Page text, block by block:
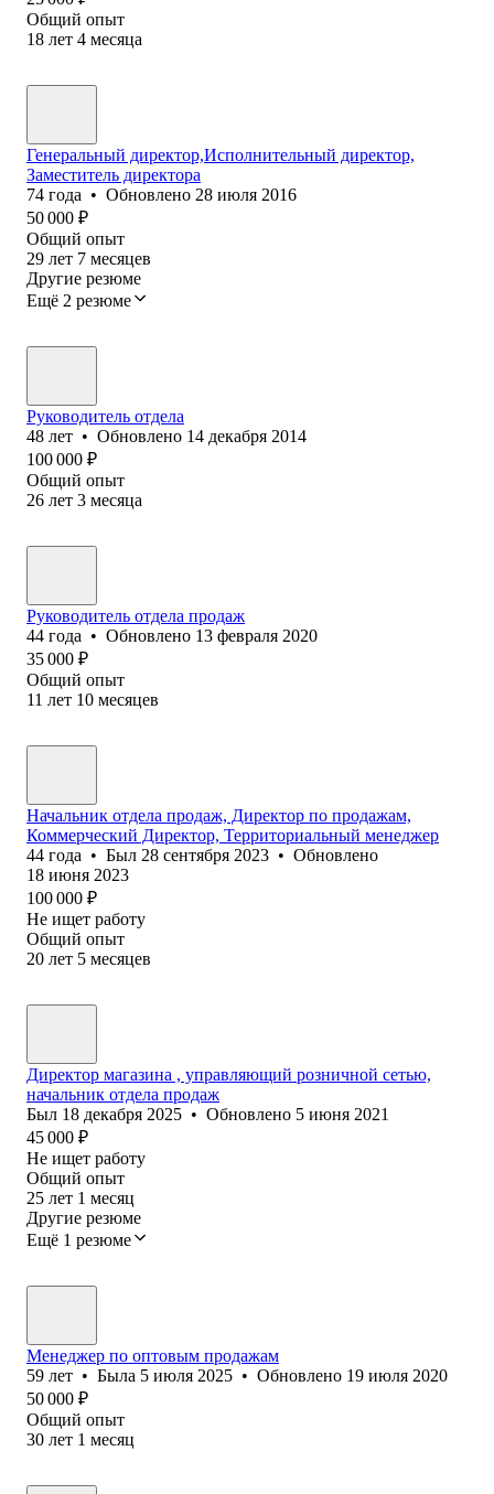
Общий опыт
18 лет 4 месяца
Генеральный директор,Исполнительный директор,
Заместитель директора
74 года • Обновлено 28 июля 2016
50 000 ₽
Общий опыт
29 лет 7 месяцев
Другие резюме
Ещё 2 резюме
Руководитель отдела
48 лет • Обновлено 14 декабря 2014
100 000 ₽
Общий опыт
26 лет 3 месяца
Руководитель отдела продаж
44 года • Обновлено 13 февраля 2020
35 000 ₽
Общий опыт
11 лет 10 месяцев
Начальник отдела продаж, Директор по продажам,
Коммерческий Директор, Территориальный менеджер
44 года • Был 28 сентября 2023 • Обновлено
18 июня 2023
100 000 ₽
Не ищет работу
Общий опыт
20 лет 5 месяцев
Директор магазина , управляющий розничной сетью,
начальник отдела продаж
Был 18 декабря 2025 • Обновлено 5 июня 2021
45 000 ₽
Не ищет работу
Общий опыт
25 лет 1 месяц
Другие резюме
Ещё 1 резюме
Менеджер по оптовым продажам
59 лет • Была 5 июля 2025 • Обновлено 19 июля 2020
50 000 ₽
Общий опыт
30 лет 1 месяц